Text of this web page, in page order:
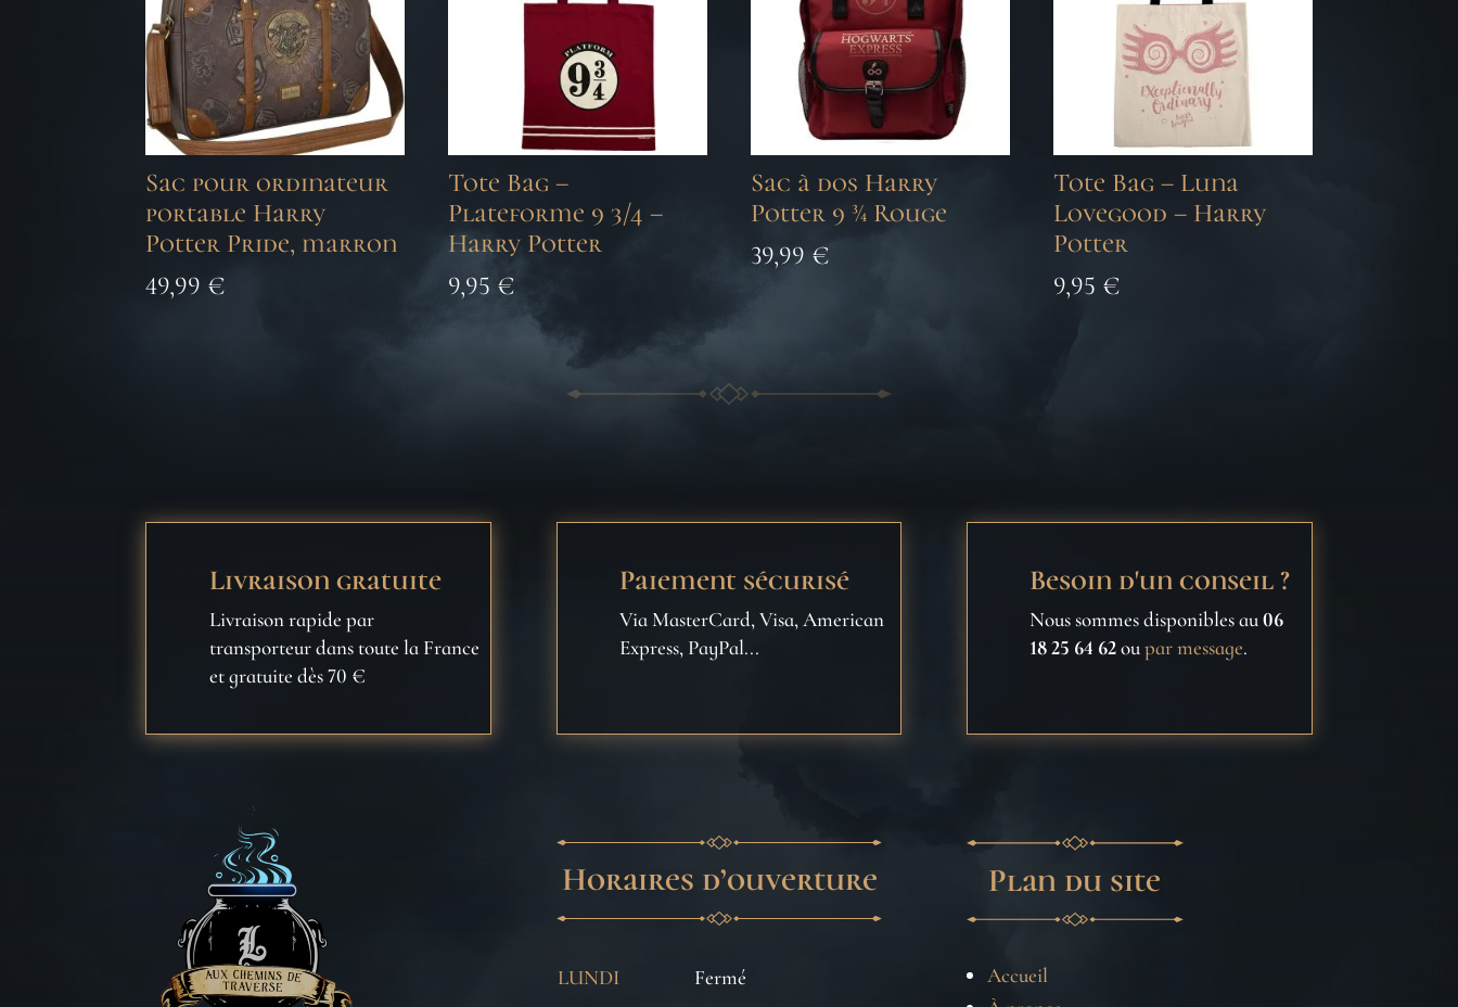
Sac pour ordinateur
portable Harry
Potter Pride, marron
49,99 €
Tote Bag –
Plateforme 9 3/4 –
Harry Potter
9,95 €
Sac à dos Harry
Potter 9 ¾ Rouge
39,99 €
Tote Bag – Luna
Lovegood – Harry
Potter
9,95 €
Livraison gratuite
Livraison rapide par
transporteur dans toute la France
et gratuite dès 70 €
Paiement sécurisé
Via MasterCard, Visa, American
Express, PayPal...
Besoin d'un conseil ?
Nous sommes disponibles au06
18 25 64 62oupar message.
Horaires d’ouverture
LUNDI
Fermé
Plan du site
Accueil